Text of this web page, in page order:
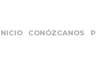
CONÓZCANOS